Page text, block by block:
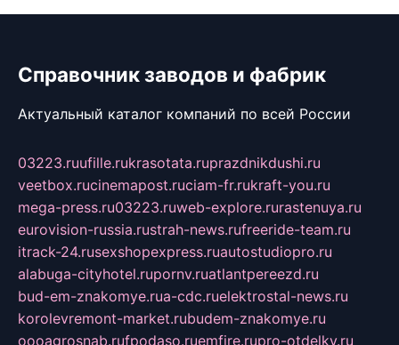
Справочник заводов и фабрик
Актуальный каталог компаний по всей России
03223.ruufille.rukrasotata.ruprazdnikdushi.ru
veetbox.rucinemapost.ruciam-fr.rukraft-you.ru
mega-press.ru03223.ruweb-explore.rurastenuya.ru
eurovision-russia.rustrah-news.rufreeride-team.ru
itrack-24.rusexshopexpress.ruautostudiopro.ru
alabuga-cityhotel.rupornv.ruatlantpereezd.ru
bud-em-znakomye.rua-cdc.ruelektrostal-news.ru
korolevremont-market.rubudem-znakomye.ru
oooagrosnab.rufpodaso.ruemfire.rupro-otdelky.ru